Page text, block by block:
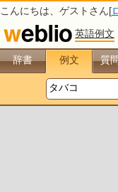
こんにちは、 ゲスト さん[
英語例文
辞書 例文 質